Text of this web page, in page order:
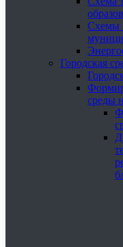
Схемы
Городская
среды